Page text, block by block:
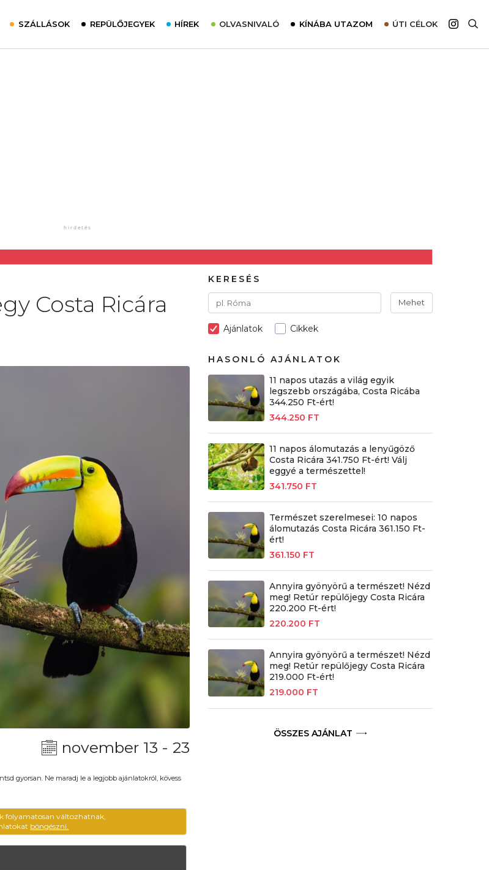
SZÁLLÁSOK REPÜLŐJEGYEK HÍREK OLVASNIVALÓ KÍNÁBA UTAZOM ÚTI CÉLOK
Costa Ricára
november 13 - 23
gyorsan. Ne maradj le a legjobb ajánlatokról, kövess
folyamatosan változhatnak,
böngészni.
KERESÉS
Mehet
Ajánlatok Cikkek
HASONLÓ AJÁNLATOK
11 napos utazás a világ egyik
legszebb országába, Costa Ricába
344.250 Ft-ért!
344.250 FT
11 napos álomutazás a lenyűgöző
Costa Ricára 341.750 Ft-ért! Válj
eggyé a természettel!
341.750 FT
Természet szerelmesei: 10 napos
álomutazás Costa Ricára 361.150 Ft-
ért!
361.150 FT
Annyira gyönyörű a természet! Nézd
meg! Retúr repülőjegy Costa Ricára
220.200 Ft-ért!
220.200 FT
Annyira gyönyörű a természet! Nézd
meg! Retúr repülőjegy Costa Ricára
219.000 Ft-ért!
219.000 FT
ÖSSZES AJÁNLAT